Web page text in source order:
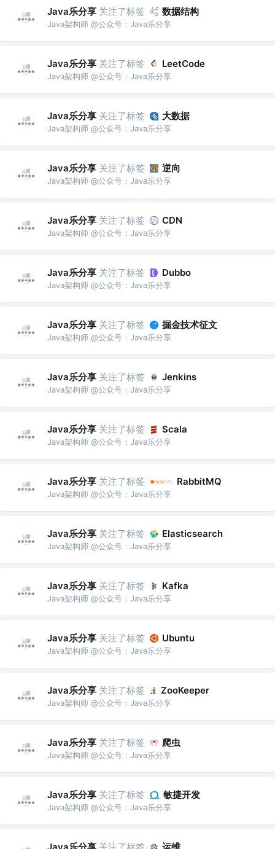
Java乐分享 关注了标签 数据结构
Java架构师 @公众号：Java乐分享
Java乐分享 关注了标签 LeetCode
Java架构师 @公众号：Java乐分享
Java乐分享 关注了标签 大数据
Java架构师 @公众号：Java乐分享
Java乐分享 关注了标签 逆向
Java架构师 @公众号：Java乐分享
Java乐分享 关注了标签 CDN
Java架构师 @公众号：Java乐分享
Java乐分享 关注了标签 Dubbo
Java架构师 @公众号：Java乐分享
Java乐分享 关注了标签 掘金技术征文
Java架构师 @公众号：Java乐分享
Java乐分享 关注了标签 Jenkins
Java架构师 @公众号：Java乐分享
Java乐分享 关注了标签 Scala
Java架构师 @公众号：Java乐分享
Java乐分享 关注了标签 RabbitMQ
Java架构师 @公众号：Java乐分享
Java乐分享 关注了标签 Elasticsearch
Java架构师 @公众号：Java乐分享
Java乐分享 关注了标签 Kafka
Java架构师 @公众号：Java乐分享
Java乐分享 关注了标签 Ubuntu
Java架构师 @公众号：Java乐分享
Java乐分享 关注了标签 ZooKeeper
Java架构师 @公众号：Java乐分享
Java乐分享 关注了标签 爬虫
Java架构师 @公众号：Java乐分享
Java乐分享 关注了标签 敏捷开发
Java架构师 @公众号：Java乐分享
Java乐分享 关注了标签 运维